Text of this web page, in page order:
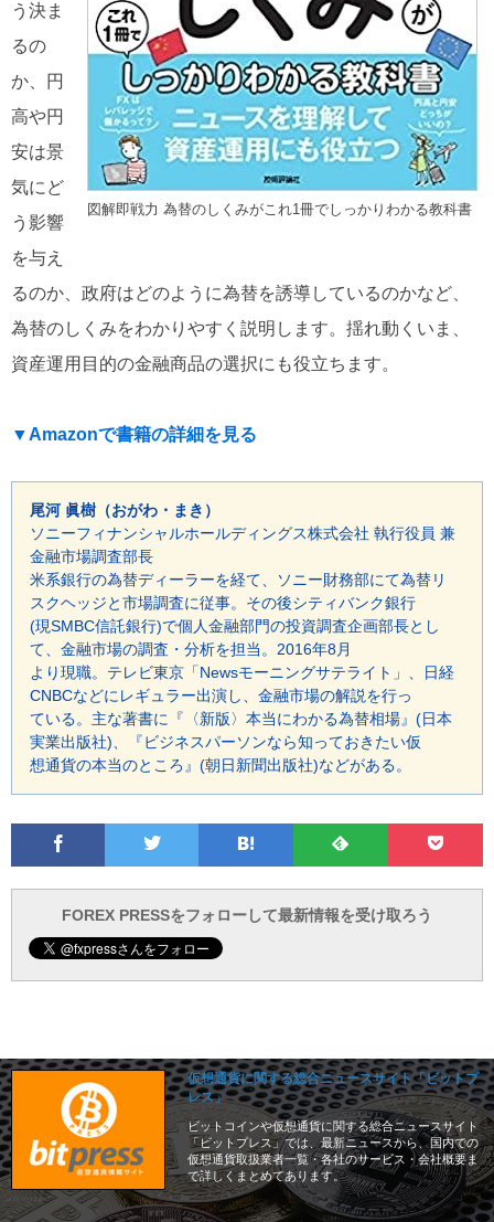
図解即戦力 為替のしくみがこれ1冊でしっかりわかる教科書
う決ま
るの
か、円
高や円
安は景
気にど
う影響
を与え
るのか、政府はどのように為替を誘導しているのかなど、
為替のしくみをわかりやすく説明します。揺れ動くいま、
資産運用目的の金融商品の選択にも役立ちます。
▼Amazonで書籍の詳細を見る
尾河 眞樹（おがわ・まき）
ソニーフィナンシャルホールディングス株式会社 執行役員 兼
金融市場調査部長
米系銀行の為替ディーラーを経て、ソニー財務部にて為替リ
スクヘッジと市場調査に従事。その後シティバンク銀行
(現SMBC信託銀行)で個人金融部門の投資調査企画部長とし
て、金融市場の調査・分析を担当。2016年8月
より現職。テレビ東京「Newsモーニングサテライト」、日経
CNBCなどにレギュラー出演し、金融市場の解説を行っ
ている。主な著書に『〈新版〉本当にわかる為替相場』(日本
実業出版社)、『ビジネスパーソンなら知っておきたい仮
想通貨の本当のところ』(朝日新聞出版社)などがある。
Twitter
て
ブ
で
ォ
ロ
ー
で
と
で
FOREX PRESSをフォローして最新情報を受け取ろう
仮想通貨に関する総合ニュースサイト「ビットプ
レス」
ビットコインや仮想通貨に関する総合ニュースサイト
「ビットプレス」では、最新ニュースから、国内での
仮想通貨取扱業者一覧・各社のサービス・会社概要ま
で詳しくまとめてあります。